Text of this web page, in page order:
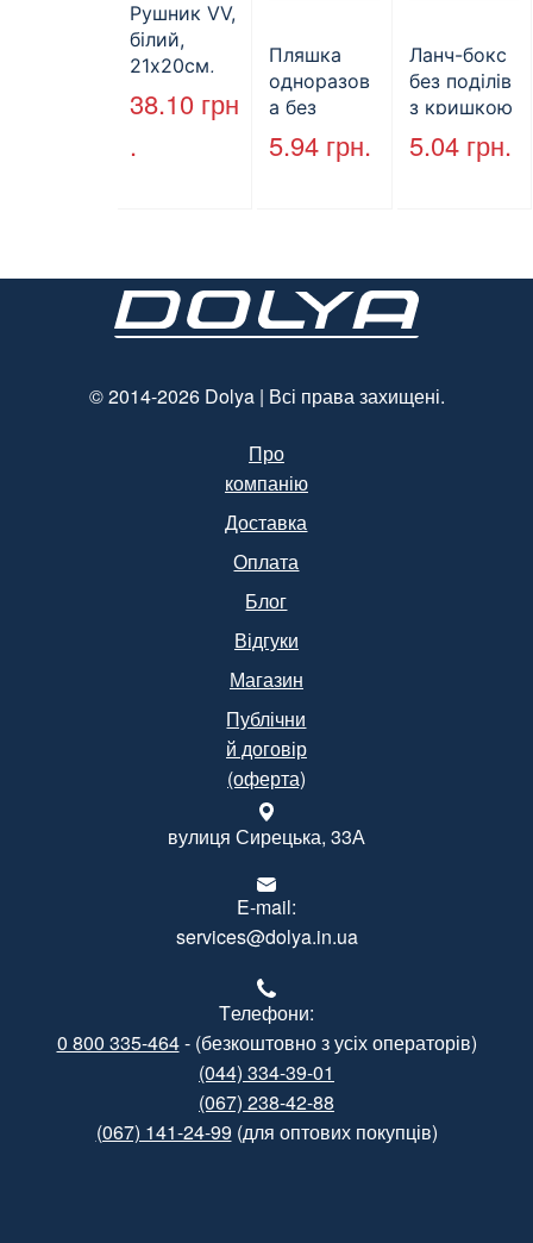
Рушник VV,
білий,
21х20см,
160л.
38.10 грн
.
Пляшка
одноразов
а без
кришки,
ПЕТ, V=500
5.94 грн.
Ланч-бокс
без поділів
з кришкою
HP-10, 240
мм * 155
, чорний,
250 шт. /
Уп.
5.04 грн.
© 2014-2026 Dolya | Всі права захищені.
Про
компанію
Доставка
Оплата
Блог
Відгуки
Магазин
Публічни
й договір
(оферта)
вулиця Сирецька, 33А
E-mail:
services@dolya.in.ua
Tелефони:
0 800 335-464- (безкоштовно з усіх операторів)
(044) 334-39-01
(067) 238-42-88
(067) 141-24-99 (для оптових покупців)